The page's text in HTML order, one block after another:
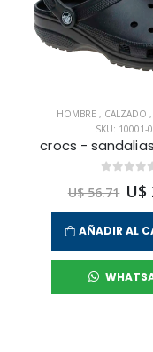
HOMBRE , CALZADO ,
SKU: 10001-
U$ 56.71 U$
AÑADIR AL